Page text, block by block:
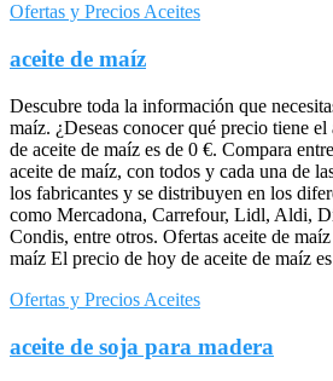
Ofertas y Precios Aceites
aceite de maíz
Descubre toda la información que
maíz. ¿Deseas conocer qué precio tiene
de aceite de maíz es de 0 €. Compara
aceite de maíz, con todos y cada una de
los fabricantes y se distribuyen en los
como Mercadona, Carrefour, Lidl, Aldi,
Condis, entre otros. Ofertas aceite de
maíz El precio de hoy de aceite de maíz
Ofertas y Precios Aceites
aceite de soja para madera